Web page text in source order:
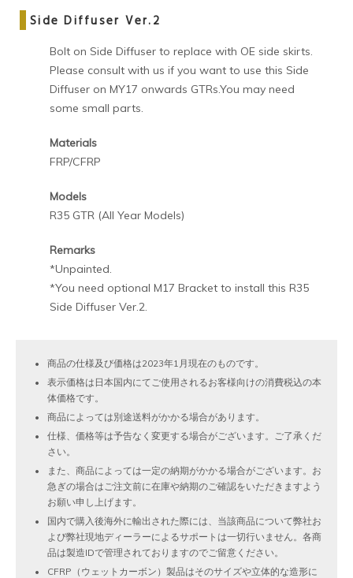
Side Diffuser Ver.2
Bolt on Side Diffuser to replace with OE side skirts.
Please consult with us if you want to use this Side
Diffuser on MY17 onwards GTRs.You may need
some small parts.
Materials
FRP/CFRP
Models
R35 GTR (All Year Models)
Remarks
*Unpainted.
*You need optional M17 Bracket to install this R35
Side Diffuser Ver.2.
商品の仕様及び価格は2023年1月現在のものです。
表示価格は日本国内にてご使用されるお客様向けの消費税込の本
体価格です。
商品によっては別途送料がかかる場合があります。
仕様、価格等は予告なく変更する場合がございます。ご了承くだ
さい。
また、商品によっては一定の納期がかかる場合がございます。お
急ぎの場合はご注文前に在庫や納期のご確認をいただきますよう
お願い申し上げます。
国内で購入後海外に輸出された際には、当該商品について弊社お
よび弊社現地ディーラーによるサポートは一切行いません。各商
品は製造IDで管理されておりますのでご留意ください。
CFRP（ウェットカーボン）製品はそのサイズや立体的な造形に